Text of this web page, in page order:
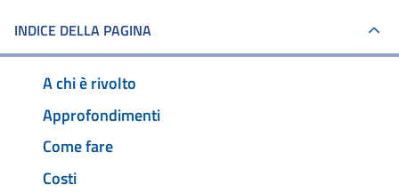
INDICE DELLA PAGINA
A chi è rivolto
Approfondimenti
Come fare
Costi